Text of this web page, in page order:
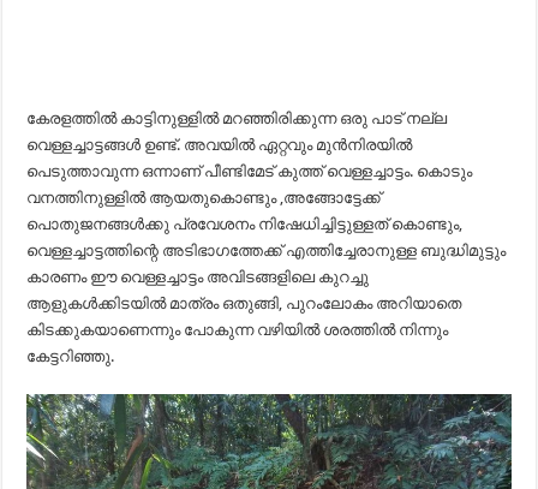
കേരളത്തിൽ കാട്ടിനുള്ളിൽ മറഞ്ഞിരിക്കുന്ന ഒരു പാട് നല്ല
വെള്ളച്ചാട്ടങ്ങൾ ഉണ്ട്. അവയിൽ ഏറ്റവും മുൻനിരയിൽ
പെടുത്താവുന്ന ഒന്നാണ് പീണ്ടിമേട്‌ കുത്ത് വെള്ളച്ചാട്ടം. കൊടും
വനത്തിനുള്ളിൽ ആയതുകൊണ്ടും ,അങ്ങോട്ടേക്ക്
പൊതുജനങ്ങൾക്കു പ്രവേശനം നിഷേധിച്ചിട്ടുള്ളത് കൊണ്ടും,
വെള്ളച്ചാട്ടത്തിന്റെ അടിഭാഗത്തേക്ക് എത്തിച്ചേരാനുള്ള ബുദ്ധിമുട്ടും
കാരണം ഈ വെള്ളച്ചാട്ടം അവിടങ്ങളിലെ കുറച്ചു
ആളുകൾക്കിടയിൽ മാത്രം ഒതുങ്ങി, പുറംലോകം അറിയാതെ
കിടക്കുകയാണെന്നും പോകുന്ന വഴിയിൽ ശരത്തിൽ നിന്നും
കേട്ടറിഞ്ഞു.